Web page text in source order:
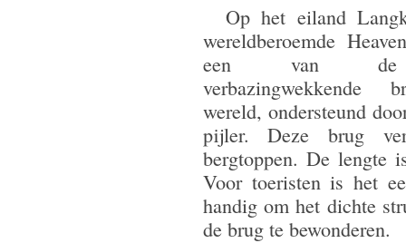
Op het eiland
wereldberoemde
een van de
verbazingwekkende
wereld, ondersteund
pijler. Deze brug
bergtoppen. De lengte
Voor toeristen is het
handig om het dichte
de brug te bewonderen.